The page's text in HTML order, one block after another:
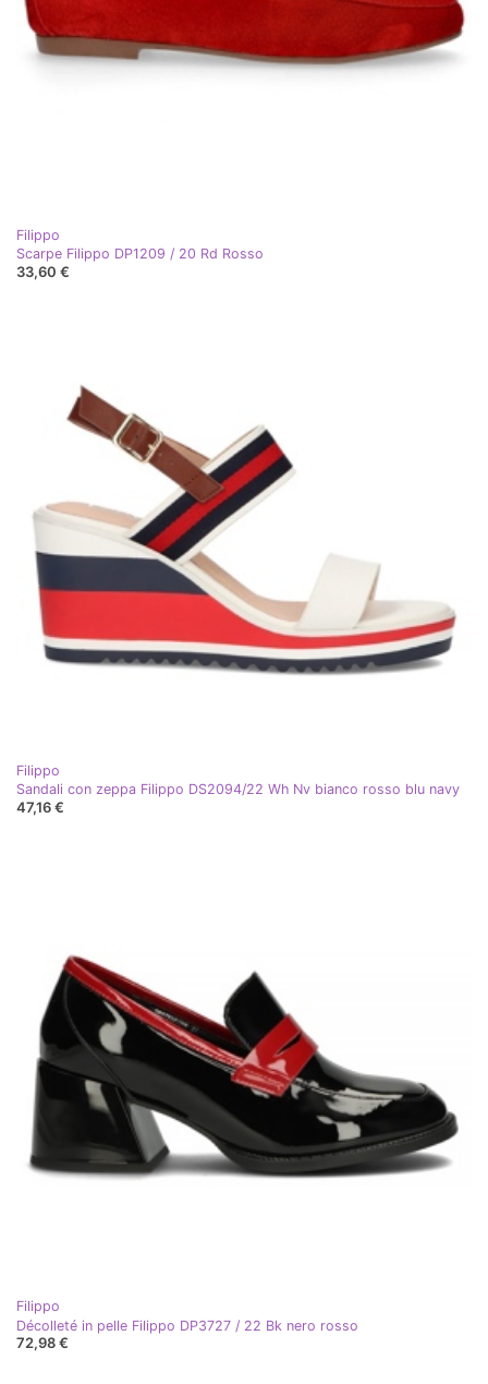
Filippo
Scarpe Filippo DP1209 / 20 Rd Rosso
33,60 €
Filippo
Sandali con zeppa Filippo DS2094/22 Wh Nv bianco rosso blu navy
47,16 €
Filippo
Décolleté in pelle Filippo DP3727 / 22 Bk nero rosso
72,98 €